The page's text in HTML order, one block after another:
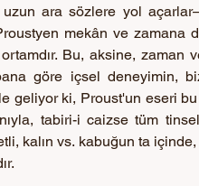
uzun ara sözlere yol
mekân ve zamana
Bu, aksine, zaman
göre içsel deneyimin,
geliyor ki, Proust'un eseri
tabiri-i caizse tüm
kalın vs. kabuğun ta